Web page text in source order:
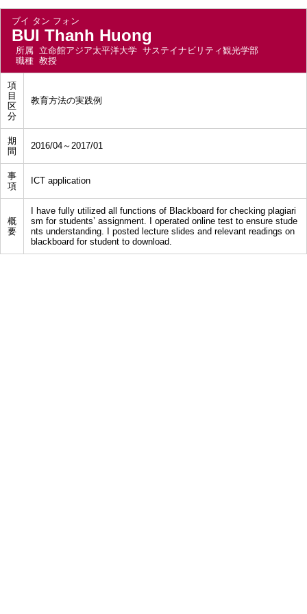
ブイ タン フォン
BUI Thanh Huong
所属 立命館アジア太平洋大学 サステイナビリティ観光学部
職種 教授
項
目
区
分
教育方法の実践例
期
間
2016/04～2017/01
事
項
ICT application
概
要
I have fully utilized all functions of Blackboard for checking plagiari
sm for students’ assignment. I operated online test to ensure stude
nts understanding. I posted lecture slides and relevant readings on
blackboard for student to download.